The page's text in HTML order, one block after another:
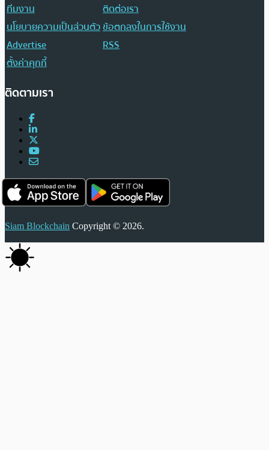
ทีมงาน
ติดต่อเรา
นโยบายความเป็นส่วนตัวข้อตกลงในการใช้งาน
Advertise
RSS
ตั้งค่าคุกกี้
ติดตามเรา
Siam Blockchain Copyright © 2026.